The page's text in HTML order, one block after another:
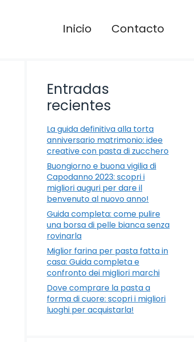
Inicio Contacto
Entradas
recientes
La guida definitiva alla torta
anniversario matrimonio: idee
creative con pasta di zucchero
Buongiorno e buona vigilia di
Capodanno 2023: scopri i
migliori auguri per dare il
benvenuto al nuovo anno!
Guida completa: come pulire
una borsa di pelle bianca senza
rovinarla
Miglior farina per pasta fatta in
casa: Guida completa e
confronto dei migliori marchi
Dove comprare la pasta a
forma di cuore: scopri i migliori
luoghi per acquistarla!